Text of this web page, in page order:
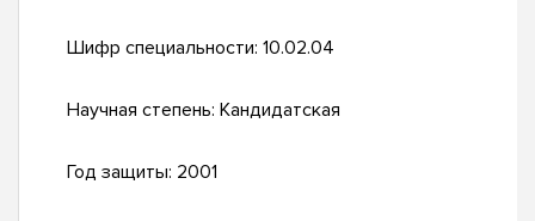
Шифр специальности: 10.02.04
Научная степень: Кандидатская
Год защиты: 2001